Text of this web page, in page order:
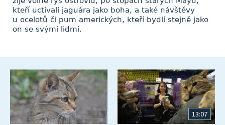
kteří uctívali jaguára jako boha, a také návštěvy
u ocelotů či pum amerických, kteří bydlí stejně jako
on se svými lidmi.
13:07